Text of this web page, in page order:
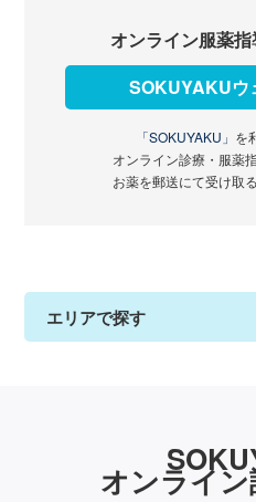
オンライン服薬
SOKUYAKUウ
「SOKUYAKU」 を
オンライン診療・服薬
お薬を郵送にて受け取
エリアで探す
オンライ